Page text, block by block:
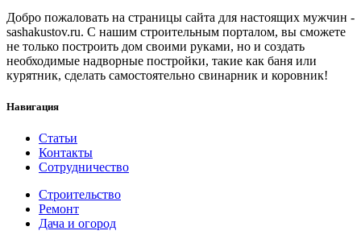
Добро пожаловать на страницы сайта для настоящих мужчин -
sashakustov.ru. С нашим строительным порталом, вы сможете
не только построить дом своими руками, но и создать
необходимые надворные постройки, такие как баня или
курятник, сделать самостоятельно свинарник и коровник!
Навигация
Статьи
Контакты
Сотрудничество
Строительство
Ремонт
Дача и огород